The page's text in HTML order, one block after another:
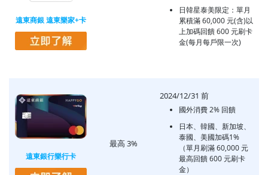
遠東商銀 遠東樂家+卡
日韓星泰美限定：單月
累積滿 60,000 元(含)以
上加碼回饋 600 元刷卡
金(每月每戶限一次)
遠東銀行樂行卡
最高 3%
2024/12/31 前
國外消費 2% 回饋
日本、韓國、新加坡、
泰國、美國加碼1%
（單月刷滿 60,000 元
最高回饋 600 元刷卡
金）